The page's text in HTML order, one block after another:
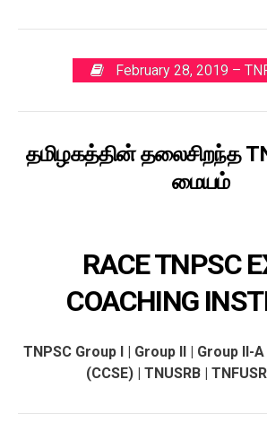
February 28, 2019 –
தமிழகத்தின் தலைசிறந்த
மையம்
RACE TNPSC
COACHING
TNPSC Group I | Group II | Group II-
(CCSE) | TNUSRB |